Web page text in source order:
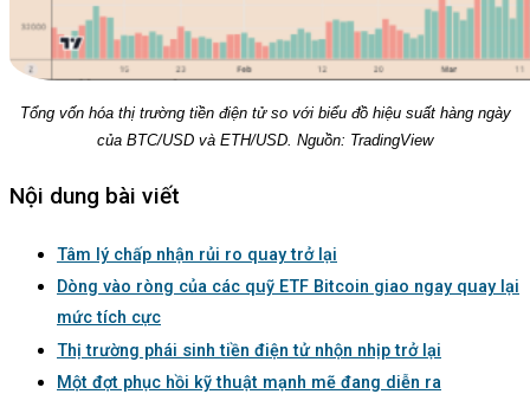
Tổng vốn hóa thị trường tiền điện tử so với biểu đồ hiệu suất hàng ngày
của BTC/USD và ETH/USD. Nguồn: TradingView
Nội dung bài viết
Tâm lý chấp nhận rủi ro quay trở lại
Dòng vào ròng của các quỹ ETF Bitcoin giao ngay quay lại
mức tích cực
Thị trường phái sinh tiền điện tử nhộn nhịp trở lại
Một đợt phục hồi kỹ thuật mạnh mẽ đang diễn ra